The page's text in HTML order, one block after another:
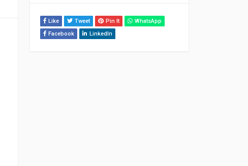
Like Tweet Pin It
WhatsApp
Facebook
LinkedIn